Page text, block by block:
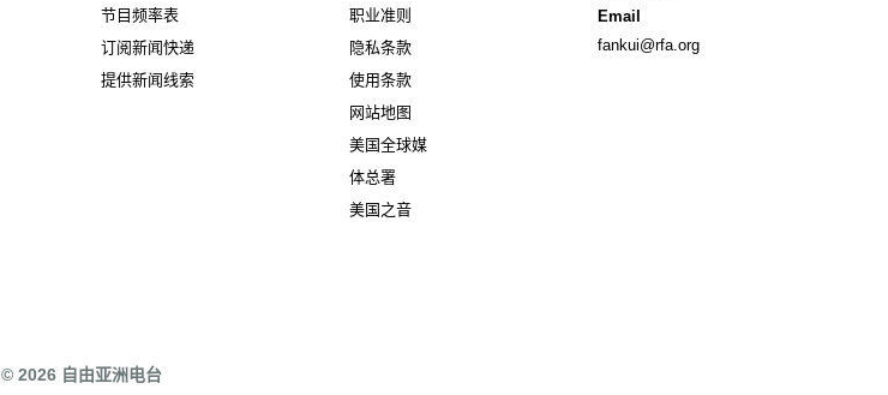
节目频率表
订阅新闻快递
提供新闻线索
职业准则
隐私条款
使用条款
网站地图
美国全球媒
体总署
美国之音
Email
fankui@rfa.org
© 2026 自由亚洲电台